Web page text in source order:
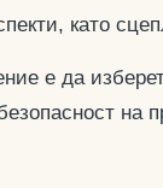
като
е да
на